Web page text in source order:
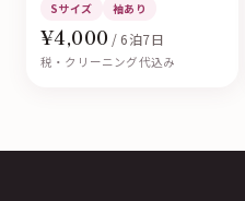
Sサイズ
袖あり
¥4,000 / 6泊7日
税・クリーニング代込み